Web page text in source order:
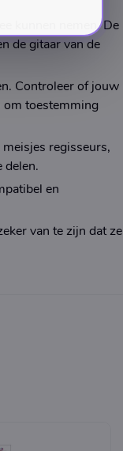
kunnen nemen. De
de gitaar van de
Controleer of jouw
om toestemming
regisseurs,
delen.
en
van te zijn dat ze